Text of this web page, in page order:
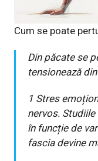
Cum se poate
Din păcate se
tensionează
1 Stres
nervos.
în funcție de
fascia devine